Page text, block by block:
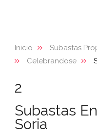
Inicio Subastas
Celebrandose
2
Subastas
Soria